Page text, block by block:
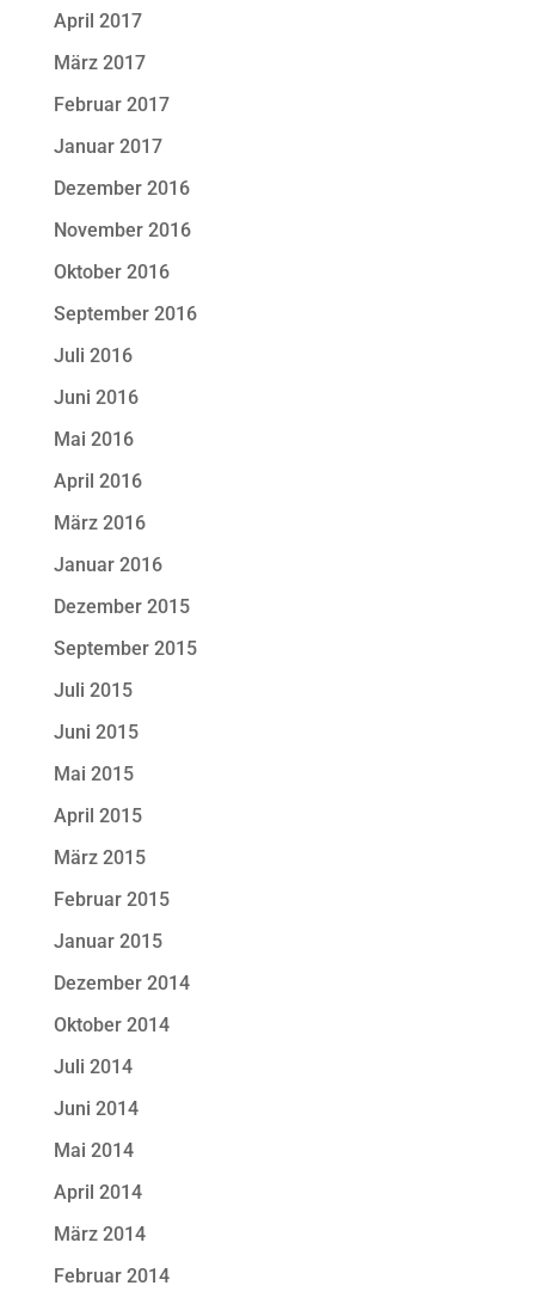
April 2017
März 2017
Februar 2017
Januar 2017
Dezember 2016
November 2016
Oktober 2016
September 2016
Juli 2016
Juni 2016
Mai 2016
April 2016
März 2016
Januar 2016
Dezember 2015
September 2015
Juli 2015
Juni 2015
Mai 2015
April 2015
März 2015
Februar 2015
Januar 2015
Dezember 2014
Oktober 2014
Juli 2014
Juni 2014
Mai 2014
April 2014
März 2014
Februar 2014